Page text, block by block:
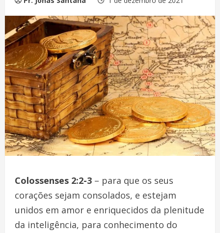
Colossenses 2:2-3 – para que os seus
corações sejam consolados, e estejam
unidos em amor e enriquecidos da plenitude
da inteligência, para conhecimento do